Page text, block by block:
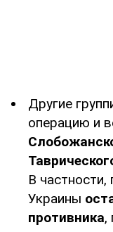
Другие
операцию и
В
Украины
противника,